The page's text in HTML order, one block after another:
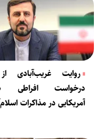
روایت غریب‌آبادی
درخواست افراطی
آمریکایی در مذاکرات